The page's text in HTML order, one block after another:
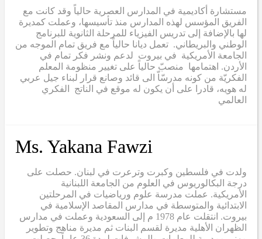
مستشارة أكاديمية في المدارس العصرية حالياً وقد كانت مع
الفريق المؤسس لهذه المدارس منذ تأسيسها، وعملت كمديرة
لها بالإضافة إلى تدريس الفيزياء للمرحلة الثانوية للبرنامج
الوطني والبريطاني. تعمل ديانا حالياً مع فريق تمام الموجه من
الجامعة الأمريكية في بيروت لدعم ونشر فكر تمام في
الأردن. اهتمامها منصبّ حالياً على تغيير منظومة المعلم
الفكريّة من كونه مدرسّاّ الى قائد وصانع قرار لبناء جيل عربي
له هويه، قادرا على أن يكون له موقع في الناتج الفكري
العالمي
Ms. Yakana Fawzi
ولدت في فلسطين وكبرت وترعرت في لبنان. حصلت على
درجة البكالوريوس في العلوم من الجامعة اللبنانية
الأمريكية. عملت مدرسة علوم ورياضيات في المرحلتين
الابتدائية والمتوسطة في مدارس المقاصد الإسلامية في
بيروت. انتقلت عام 1978 م إلى السعودية وعملت في مدارس
الظهران الأهلية مديرة لقسم البنات ثم مديرة مناهج وتطوير